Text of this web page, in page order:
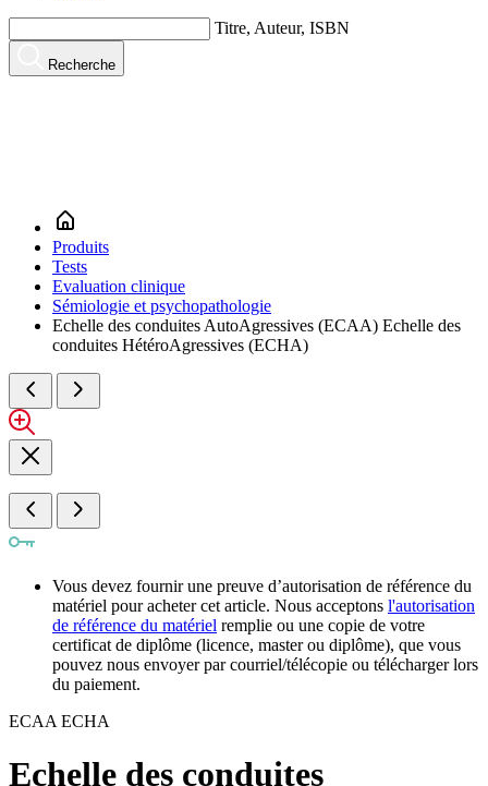
Titre, Auteur, ISBN
Recherche
Produits
Tests
Evaluation clinique
Sémiologie et psychopathologie
Echelle des conduites AutoAgressives (ECAA) Echelle des
conduites HétéroAgressives (ECHA)
Vous devez fournir une preuve d’autorisation de référence du
matériel pour acheter cet article. Nous acceptons l'autorisation
de référence du matériel remplie ou une copie de votre
certificat de diplôme (licence, master ou diplôme), que vous
pouvez nous envoyer par courriel/télécopie ou télécharger lors
du paiement.
ECAA ECHA
Echelle des conduites